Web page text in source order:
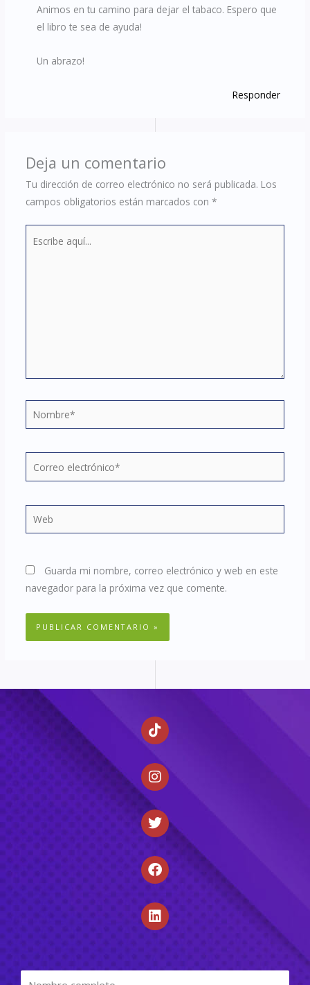
Animos en tu camino para dejar el tabaco. Espero que
el libro te sea de ayuda!
Un abrazo!
Responder
Deja un comentario
Tu dirección de correo electrónico no será publicada. Los
campos obligatorios están marcados con *
Nombre*
electrónico*
Web
Guarda mi nombre, correo electrónico y web en este
navegador para la próxima vez que comente.